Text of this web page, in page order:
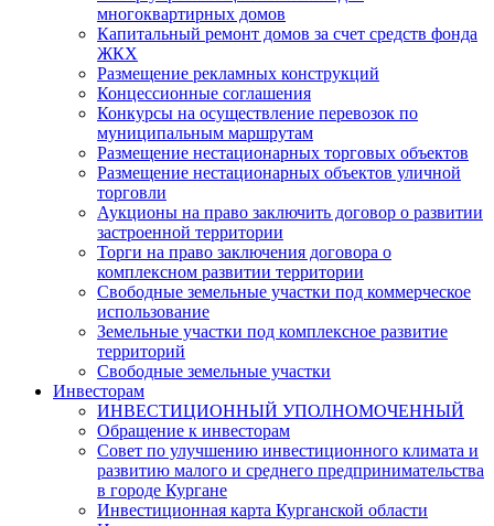
многоквартирных домов
Капитальный ремонт домов за счет средств фонда
ЖКХ
Размещение рекламных конструкций
Концессионные соглашения
Конкурсы на осуществление перевозок по
муниципальным маршрутам
Размещение нестационарных торговых объектов
Размещение нестационарных объектов уличной
торговли
Аукционы на право заключить договор о развитии
застроенной территории
Торги на право заключения договора о
комплексном развитии территории
Свободные земельные участки под коммерческое
использование
Земельные участки под комплексное развитие
территорий
Свободные земельные участки
Инвесторам
ИНВЕСТИЦИОННЫЙ УПОЛНОМОЧЕННЫЙ
Обращение к инвесторам
Совет по улучшению инвестиционного климата и
развитию малого и среднего предпринимательства
в городе Кургане
Инвестиционная карта Курганской области